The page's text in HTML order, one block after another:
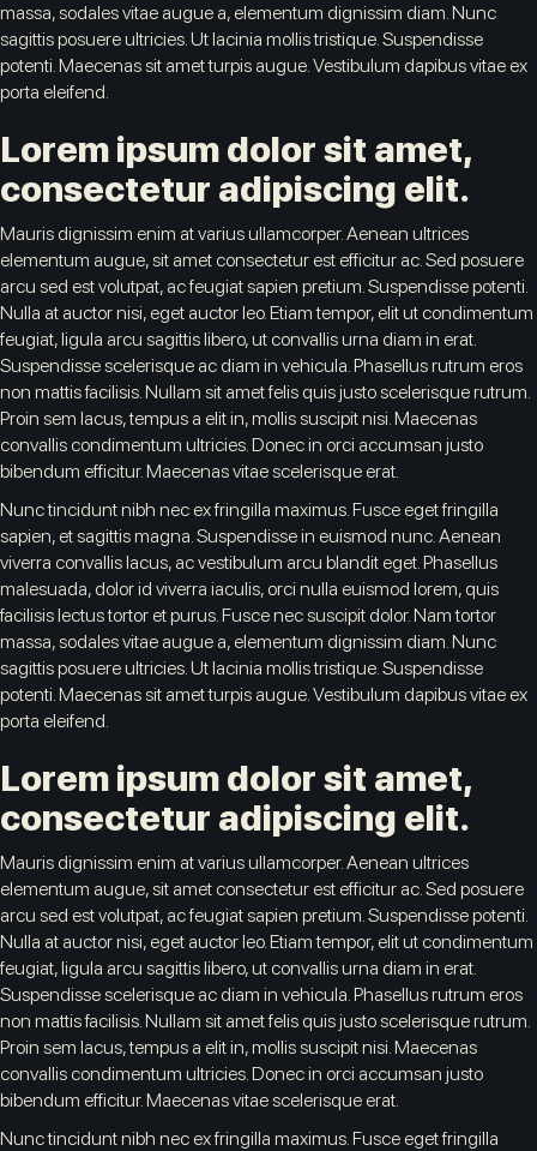
massa, sodales vitae augue a, elementum dignissim diam. Nunc
sagittis posuere ultricies. Ut lacinia mollis tristique. Suspendisse
potenti. Maecenas sit amet turpis augue. Vestibulum dapibus vitae ex
porta eleifend.
Lorem ipsum dolor sit amet,
consectetur adipiscing elit.
Mauris dignissim enim at varius ullamcorper. Aenean ultrices
elementum augue, sit amet consectetur est efficitur ac. Sed posuere
arcu sed est volutpat, ac feugiat sapien pretium. Suspendisse potenti.
Nulla at auctor nisi, eget auctor leo. Etiam tempor, elit ut condimentum
feugiat, ligula arcu sagittis libero, ut convallis urna diam in erat.
Suspendisse scelerisque ac diam in vehicula. Phasellus rutrum eros
non mattis facilisis. Nullam sit amet felis quis justo scelerisque rutrum.
Proin sem lacus, tempus a elit in, mollis suscipit nisi. Maecenas
convallis condimentum ultricies. Donec in orci accumsan justo
bibendum efficitur. Maecenas vitae scelerisque erat.
Nunc tincidunt nibh nec ex fringilla maximus. Fusce eget fringilla
sapien, et sagittis magna. Suspendisse in euismod nunc. Aenean
viverra convallis lacus, ac vestibulum arcu blandit eget. Phasellus
malesuada, dolor id viverra iaculis, orci nulla euismod lorem, quis
facilisis lectus tortor et purus. Fusce nec suscipit dolor. Nam tortor
massa, sodales vitae augue a, elementum dignissim diam. Nunc
sagittis posuere ultricies. Ut lacinia mollis tristique. Suspendisse
potenti. Maecenas sit amet turpis augue. Vestibulum dapibus vitae ex
porta eleifend.
Lorem ipsum dolor sit amet,
consectetur adipiscing elit.
Mauris dignissim enim at varius ullamcorper. Aenean ultrices
elementum augue, sit amet consectetur est efficitur ac. Sed posuere
arcu sed est volutpat, ac feugiat sapien pretium. Suspendisse potenti.
Nulla at auctor nisi, eget auctor leo. Etiam tempor, elit ut condimentum
feugiat, ligula arcu sagittis libero, ut convallis urna diam in erat.
Suspendisse scelerisque ac diam in vehicula. Phasellus rutrum eros
non mattis facilisis. Nullam sit amet felis quis justo scelerisque rutrum.
Proin sem lacus, tempus a elit in, mollis suscipit nisi. Maecenas
convallis condimentum ultricies. Donec in orci accumsan justo
bibendum efficitur. Maecenas vitae scelerisque erat.
Nunc tincidunt nibh nec ex fringilla maximus. Fusce eget fringilla